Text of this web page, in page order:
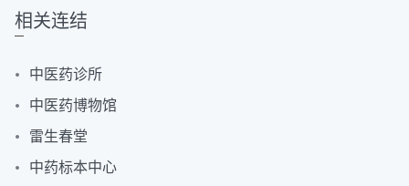
相关连结
中医药诊所
中医药博物馆
雷生春堂
中药标本中心